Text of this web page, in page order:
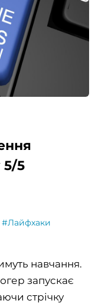
5/5
#Лайфхаки
навчання.
запускає
стрічку